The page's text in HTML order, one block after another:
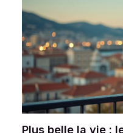
Plus belle la vie :